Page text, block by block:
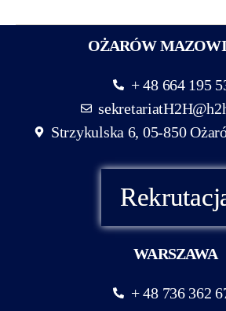
OŻARÓW
+ 48 664 195
Strzykulska 6, 05-850
WARSZAWA
+ 48 736 362